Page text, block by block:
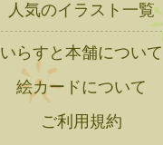
人気のイラスト一覧
いらすと本舗について
絵カードについて
ご利用規約